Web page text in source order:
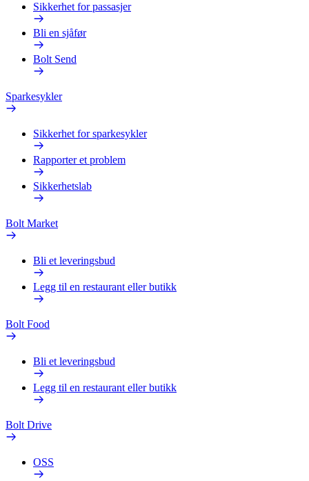
Sikkerhet for passasjer
Bli en sjåfør
Bolt Send
Sparkesykler
Sikkerhet for sparkesykler
Rapporter et problem
Sikkerhetslab
Bolt Market
Bli et leveringsbud
Legg til en restaurant eller butikk
Bolt Food
Bli et leveringsbud
Legg til en restaurant eller butikk
Bolt Drive
OSS